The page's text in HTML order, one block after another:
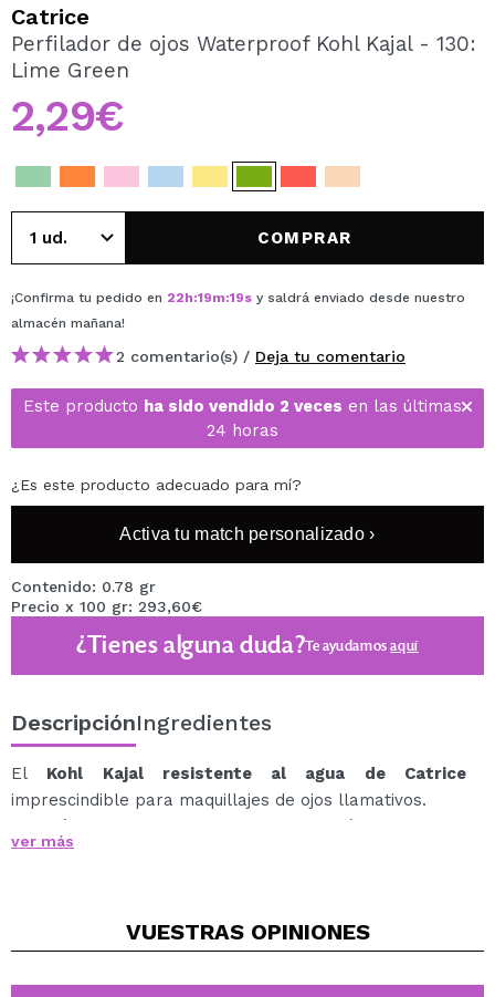
Al crear una cuenta en Maquillalia.com podrás realizar
tus compras rápidamente, revisar el estado de tus
CREAR CUENTA
Catrice
Perfilador de ojos Waterproof Kohl Kajal - 130:
Lime Green
2,29€
COMPRAR
¡Confirma tu pedido en 22h:19m:19s y saldrá enviado desde nuestro
almacén mañana!
2 comentario(s) / Deja tu comentario
Este producto ha sido vendido 2 veces en las últimas
24 horas
¿Es este producto adecuado para mí?
Activa tu match personalizado ›
Contenido: 0.78 gr
Precio x 100 gr: 293,60€
¿Tienes alguna duda?Te ayudamosaquí
DescripciónIngredientes
El Kohl Kajal resistente al agua de Catrice
imprescindible para maquillajes de ojos llamativos.
Este lápiz de ojos resistente al agua está fabricado en
madera, tiene una mina suave y es muy fácil de aplicar.
Cruelty free.
ver más
VUESTRAS OPINIONES